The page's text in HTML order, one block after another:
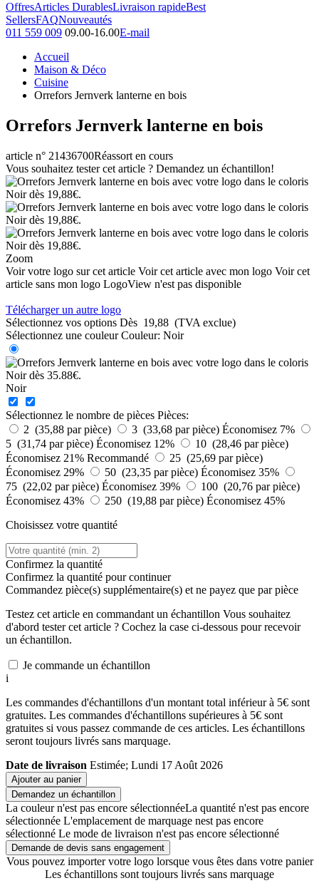
OffresArticles DurablesLivraison rapideBest
SellersFAQNouveautés
011 559 009 09.00-16.00E-mail
Accueil
Maison & Déco
Cuisine
Orrefors Jernverk lanterne en bois
Orrefors Jernverk lanterne en bois
article n° 21436700Réassort en cours
Vous souhaitez tester cet article ? Demandez un échantillon!
Zoom
Voir votre logo sur cet article Voir cet article avec mon logo Voir cet
article sans mon logo LogoView n'est pas disponible
Télécharger un autre logo
Sélectionnez vos options Dès 19,88 (TVA exclue)
Sélectionnez une couleur Couleur: Noir
Noir
Sélectionnez le nombre de pièces Pièces:
2 (35,88 par pièce)
3 (33,68 par pièce) Économisez 7%
5 (31,74 par pièce) Économisez 12%
10 (28,46 par pièce)
Économisez 21% Recommandé
25 (25,69 par pièce)
Économisez 29%
50 (23,35 par pièce) Économisez 35%
75 (22,02 par pièce) Économisez 39%
100 (20,76 par pièce)
Économisez 43%
250 (19,88 par pièce) Économisez 45%
Choisissez votre quantité
Confirmez la quantité
Confirmez la quantité pour continuer
Commandez pièce(s) supplémentaire(s) et ne payez que par pièce
Testez cet article en commandant un échantillon Vous souhaitez
d'abord tester cet article ? Cochez la case ci-dessous pour recevoir
un échantillon.
Je commande un échantillon
i
Les commandes d'échantillons d'un montant total inférieur à 5€ sont
gratuites. Les commandes d'échantillons supérieures à 5€ sont
gratuites si vous passez commande de ces articles. Les échantillons
seront toujours livrés sans marquage.
Date de livraison Estimée; Lundi 17 Août 2026
Ajouter au panier
Demandez un échantillon
La couleur n'est pas encore sélectionnéeLa quantité n'est pas encore
sélectionnée L'emplacement de marquage nest pas encore
sélectionné Le mode de livraison n'est pas encore sélectionné
Demande de devis sans engagement
Vous pouvez importer votre logo lorsque vous êtes dans votre panier
Les échantillons sont toujours livrés sans marquage